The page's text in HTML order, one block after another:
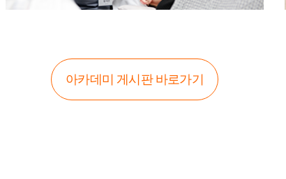
아카데미 게시판 바로가기